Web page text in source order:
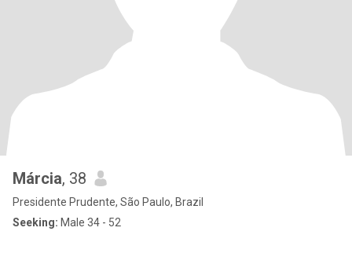
Márcia, 38
Presidente Prudente, São Paulo, Brazil
Seeking: Male 34 - 52